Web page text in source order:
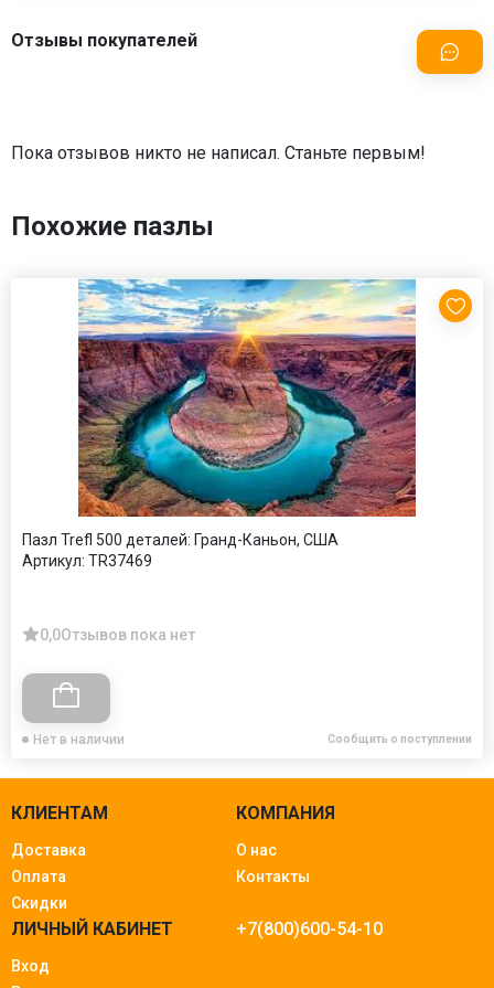
Отзывы покупателей
Пока отзывов никто не написал. Станьте первым!
Похожие пазлы
Пазл Trefl 500 деталей: Гранд-Каньон, США
Артикул: TR37469
0,0Отзывов пока нет
Нет в наличии Сообщить о поступлении
КЛИЕНТАМ
Доставка
Оплата
Скидки
КОМПАНИЯ
О нас
Контакты
ЛИЧНЫЙ КАБИНЕТ
Вход
+7(800)600-54-10